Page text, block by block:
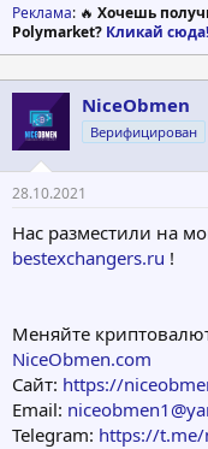
Реклама: 🔥 Хочешь
Polymarket? Кликай сюда!
NiceObmen
Верифицирован
28.10.2021
Нас разместили на
bestexchangers.ru !
Меняйте
NiceObmen.com
Сайт: https://
Email:
Telegram: https://t.me/